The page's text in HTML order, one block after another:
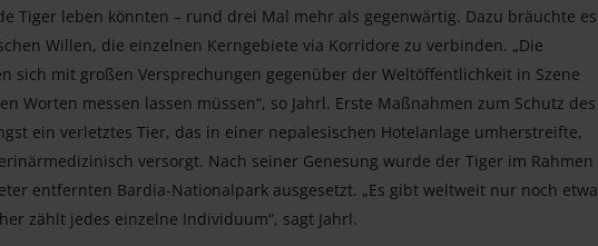
Tiger leben könnten – rund drei Mal mehr als gegenwärtig. Dazu bräuchte es
Willen, die einzelnen Kerngebiete via Korridore zu verbinden. „Die
sich mit großen Versprechungen gegenüber der Weltöffentlichkeit in Szene
Worten messen lassen müssen“, so Jahrl. Erste Maßnahmen zum Schutz des
ein verletztes Tier, das in einer nepalesischen Hotelanlage umherstreifte,
versorgt. Nach seiner Genesung wurde der Tiger im Rahmen
entfernten Bardia-Nationalpark ausgesetzt. „Es gibt weltweit nur noch etwa
zählt jedes einzelne Individuum“, sagt Jahrl.